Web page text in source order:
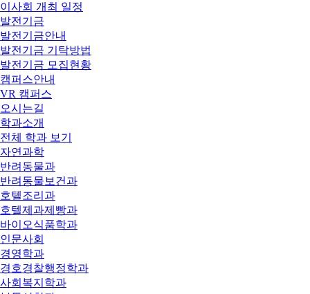
이사회 개최 일정
발전기금
발전기금안내
발전기금 기탁방법
발전기금 모집현황
캠퍼스안내
VR 캠퍼스
오시는길
학과소개
전체 학과 보기
자연과학
반려동물과
반려동물보건과
호텔조리과
호텔제과제빵과
바이오식품학과
인문사회
경영학과
경호경찰행정학과
사회복지학과